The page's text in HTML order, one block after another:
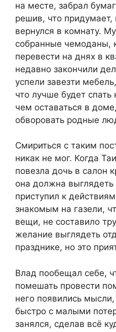
на месте, забрал
решив, что придумает,
вернулся в комнату.
собранные чемоданы,
перевести на днях в
недавно закончили
успели завезти
что лучше будет
чем оставаться в
обворовать родные
Смириться с таким
никак не мог. Когда
повезла дочь в салон
она должна
приступил к
знакомым на газели,
вещи, не составило
желание выглядеть
празднике, но это
Влад пообещал себе,
помешать провести
него появились
быстро с малыми
занялся, сделав всё